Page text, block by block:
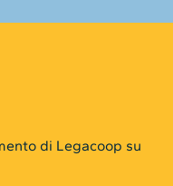
di Legacoop su